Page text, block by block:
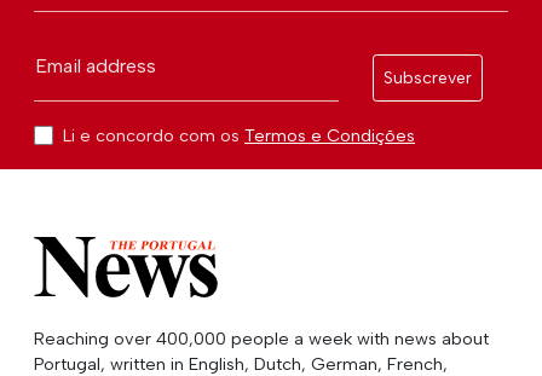
Email address
Subscrever
Li e concordo com os Termos e Condições
Reaching over 400,000 people a week with news about
Portugal, written in English, Dutch, German, French,